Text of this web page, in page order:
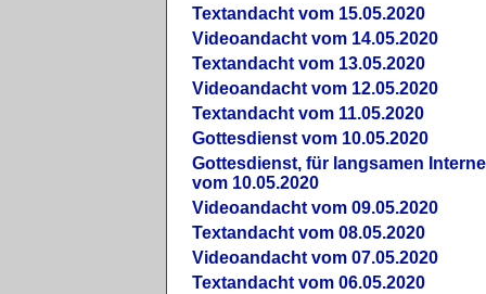
Textandacht vom 15.05.2020
Videoandacht vom 14.05.2020
Textandacht vom 13.05.2020
Videoandacht vom 12.05.2020
Textandacht vom 11.05.2020
Gottesdienst vom 10.05.2020
Gottesdienst, für langsamen
vom 10.05.2020
Videoandacht vom 09.05.2020
Textandacht vom 08.05.2020
Videoandacht vom 07.05.2020
Textandacht vom 06.05.2020